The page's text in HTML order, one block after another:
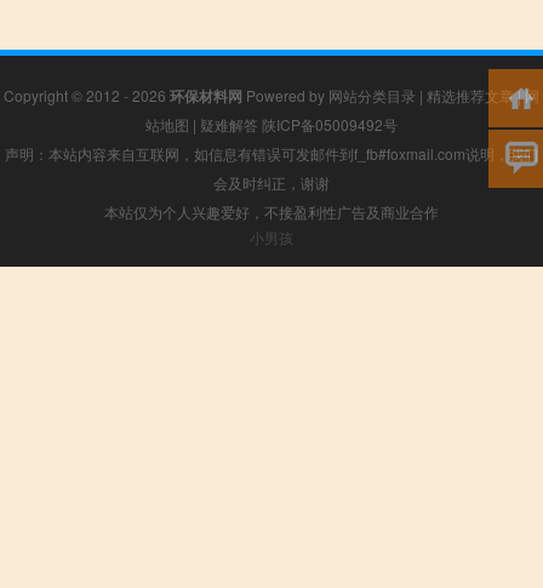
Copyright © 2012 - 2026 环保材料网 Powered by 网站分类目录 | 精选推荐文章|网
站地图 | 疑难解答 陕ICP备05009492号
声明：本站内容来自互联网，如信息有错误可发邮件到f_fb#foxmail.com说明，我们
会及时纠正，谢谢
本站仅为个人兴趣爱好，不接盈利性广告及商业合作
小男孩